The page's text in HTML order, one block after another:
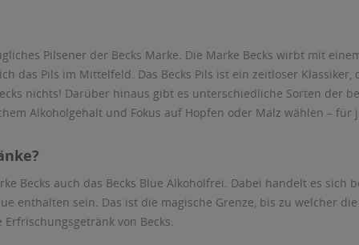
Pilsener der Becks Marke. Die Marke Becks wirbt mit
das Pils im Mittelfeld. Das Becks Pils ist ein zeitloser
nichts! Darüber hinaus gibt es unterschiedliche Sorten der
Alkoholgehalt und Fokus auf Hopfen oder Malz wählen –
Becks auch das Becks Blue Alkoholfrei. Dabei handelt es sich
enthalten sein. Das ist die magische Grenze, bis zu welcher
von Becks.